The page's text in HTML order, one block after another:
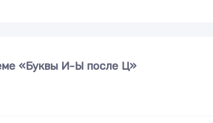
«Буквы И-Ы после Ц»